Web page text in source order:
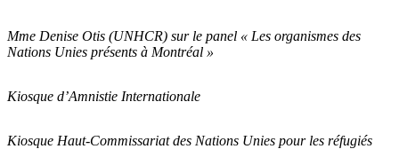
Mme Denise Otis (UNHCR) sur le panel « Les organismes des
Nations Unies présents à Montréal »
Kiosque d’Amnistie Internationale
Kiosque Haut-Commissariat des Nations Unies pour les réfugiés